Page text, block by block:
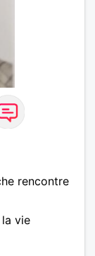
rencontre
vie